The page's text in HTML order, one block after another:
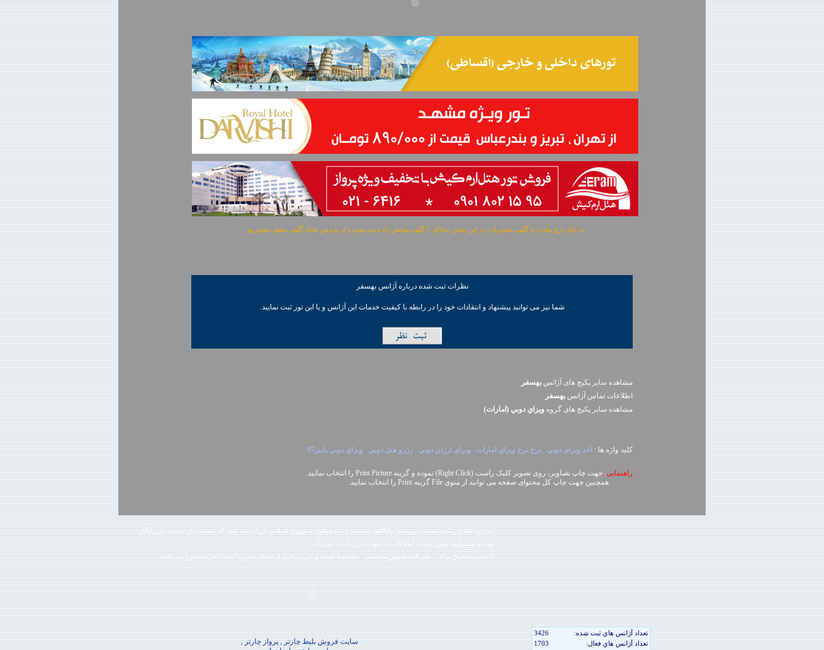
به دلیل ارج نهادن به آگهی مشتریان، در این بخش حداکثر 5 آگهی نمایش داده می شود و از پذیرش تعداد آگهی بیشتر معذوریم.
نظرات ثبت شده درباره آژانس بهسفر
شما نيز می توانيد پیشنهاد و انتقادات خود را در رابطه با کیفیت خدمات این آژانس و یا این تور ثبت نمایید.
مشاهده سایر پکیج های آژانس بهسفر
اطلاعات تماس آژانس بهسفر
مشاهده سایر پکيج های گروه ويزاي دوبي (امارات)
کلید واژه ها : اخذ ويزاي دوبي نرخ نرخ ويزاي امارات ويزاي ارزان دوبي رزرو هتل دوبي ويزاي دوبي پاييز97
راهنمایی: جهت چاپ تصاویر، روی تصویر کلیک راست (Right Click) نموده و گزینه Print Picture را انتخاب نمایید.
همچنین جهت چاپ کل محتوای صفحه می توانید از منوی File گزینه Print را انتخاب نمایید.
"مرجع اطلاع رسانی صنعت توریسم"پایگاهی مستقل و تابع قوانین جمهوری اسلامی ایران می باشد که استفاده از خدمات آن رایگان
بوده و مسئوليت تعیین صحت اطلاعات بر عهده بازدیدکننده می باشد.
© تمامی حقوق برای
شرکت سپهر سیستم محفوظ است و کپی برداری از مطالب بدون کسب اجازه ممنوع می باشد.
سایت فروش بلیط چارتر , پرواز چارتر ,
3426
تعداد آژانس هاي ثبت شده:
1703
تعداد آژانس هاي فعال: